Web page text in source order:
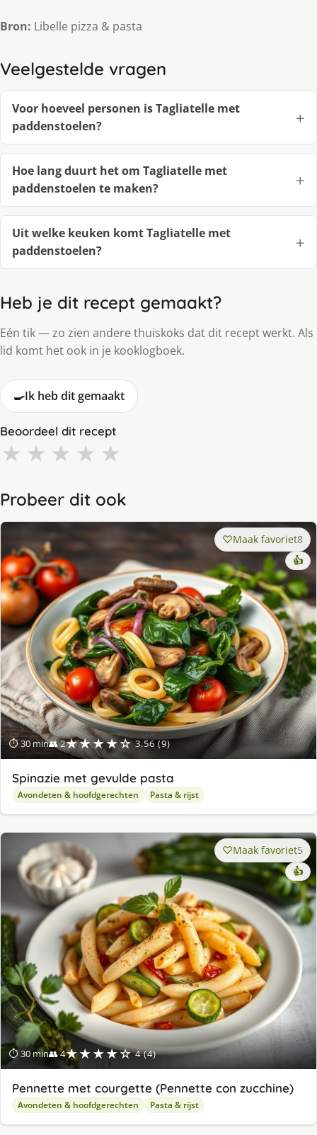
Bron: Libelle pizza & pasta
Veelgestelde vragen
Voor hoeveel personen is Tagliatelle met
paddenstoelen?
Hoe lang duurt het om Tagliatelle met
paddenstoelen te maken?
Uit welke keuken komt Tagliatelle met
paddenstoelen?
Heb je dit recept gemaakt?
Eén tik — zo zien andere thuiskoks dat dit recept werkt. Als
lid komt het ook in je kooklogboek.
🍳Ik heb dit gemaakt
Beoordeel dit recept
★ ★ ★ ★ ★
Probeer dit ook
⏱ 30 min👥 2★★★★☆ 3.56 (9)
Maak favoriet8
👍
Spinazie met gevulde pasta
Avondeten & hoofdgerechten Pasta & rijst
⏱ 30 min👥 4★★★★☆ 4 (4)
Maak favoriet5
👍
Pennette met courgette (Pennette con zucchine)
Avondeten & hoofdgerechten Pasta & rijst